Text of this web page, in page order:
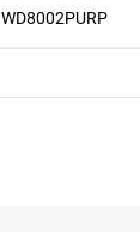
WD8002PURP